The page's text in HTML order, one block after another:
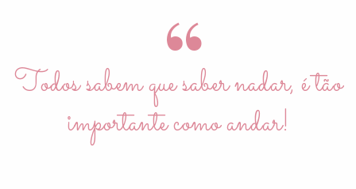
Todos sabem que saber nadar, é tão
importante como andar!